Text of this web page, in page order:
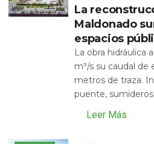
La
Maldonado
espacios
La obra hidráulica
m³/s su caudal de
metros de traza.
puente, sumideros
Leer Más